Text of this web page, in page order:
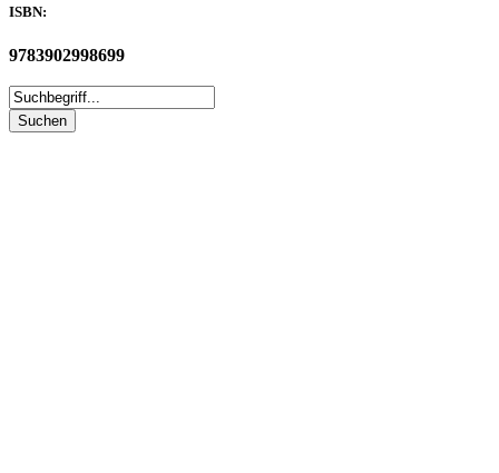
ISBN:
9783902998699